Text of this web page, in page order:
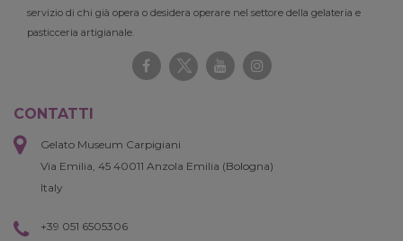
servizio di chi già opera o desidera operare nel settore della gelateria e
pasticceria artigianale.
CONTATTI
Gelato Museum Carpigiani
Via Emilia, 45 40011 Anzola Emilia (Bologna)
Italy
+39 051 6505306